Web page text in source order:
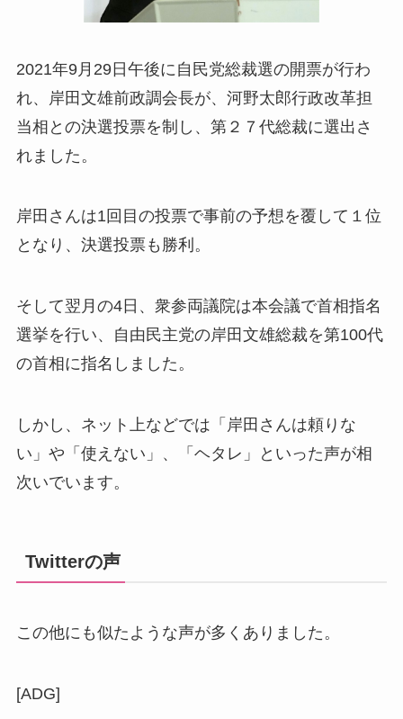
2021年9月29日午後に自民党総裁選の開票が行わ
れ、岸田文雄前政調会長が、河野太郎行政改革担
当相との決選投票を制し、第２７代総裁に選出さ
れました。
岸田さんは1回目の投票で事前の予想を覆して１位
となり、決選投票も勝利。
そして翌月の4日、衆参両議院は本会議で首相指名
選挙を行い、自由民主党の岸田文雄総裁を第100代
の首相に指名しました。
しかし、ネット上などでは「岸田さんは頼りな
い」や「使えない」、「ヘタレ」といった声が相
次いでいます。
Twitterの声
この他にも似たような声が多くありました。
[ADG]